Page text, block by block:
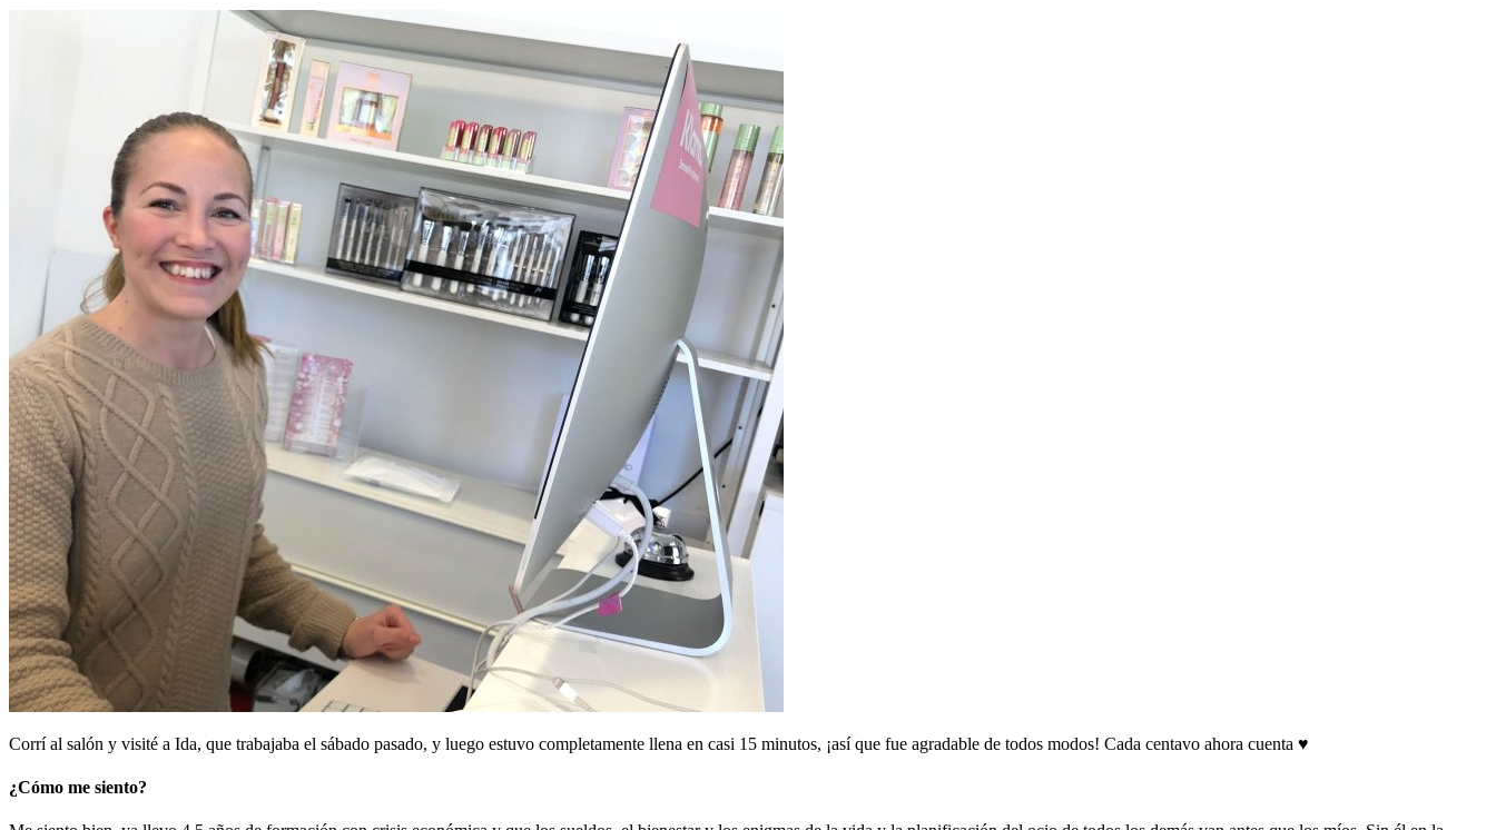
Corrí al salón y visité a Ida, que trabajaba el sábado pasado, y luego estuvo completamente llena en casi 15 minutos, ¡así que fue agradable de todos modos! Cada centavo ahora cuenta ♥
¿Cómo me siento?